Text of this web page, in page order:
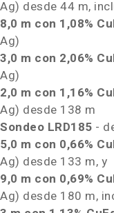
Ag) desde 44 m,
8,0 m con 1,08%
Ag)
3,0 m con 2,06%
Ag)
2,0 m con 1,16%
Ag) desde 138 m
Sondeo LRD185 -
5,0 m con 0,66%
Ag) desde 133 m, y
9,0 m con 0,69%
Ag) desde 180 m,